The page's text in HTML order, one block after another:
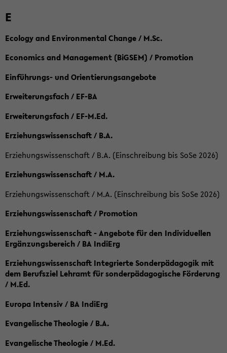
E
Ecology and Environmental Change / M.Sc.
Economics and Management (BiGSEM) / Promotion
Einführungs- und Orientierungsangebote
Erweiterungsfach / EF-BA
Erweiterungsfach / EF-M.Ed.
Erziehungswissenschaft / B.A.
Erziehungswissenschaft / B.A. (Einschreibung bis SoSe 2026)
Erziehungswissenschaft / M.A.
Erziehungswissenschaft / M.A. (Einschreibung bis SoSe 2026)
Erziehungswissenschaft / Promotion
Erziehungswissenschaft - Angebote für den Individuellen
Ergänzungsbereich / BA IndiErg
Erziehungswissenschaft Integrierte Sonderpädagogik mit
dem Berufsziel Lehramt für sonderpädagogische Förderung
/ M.Ed.
Europa Intensiv / BA IndiErg
Evangelische Theologie / B.A.
Evangelische Theologie / M.Ed.